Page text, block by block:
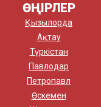
ӨҢІРЛЕР
Қызылорда
Ақтау
Түркістан
Павлодар
Петропавл
Өскемен